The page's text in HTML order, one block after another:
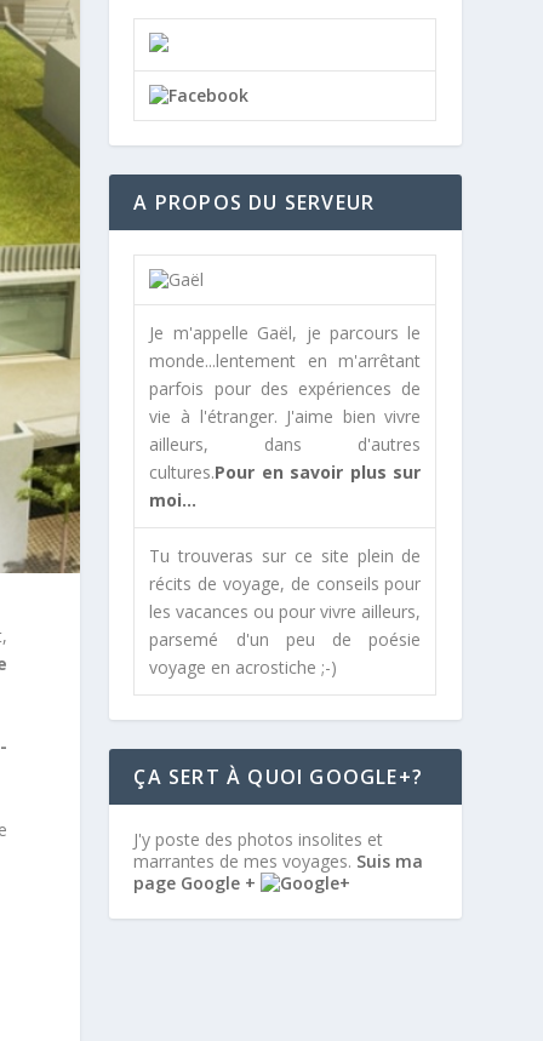
A PROPOS DU SERVEUR
Je m'appelle Gaël, je parcours le
monde...lentement en m'arrêtant
parfois pour des expériences de
vie à l'étranger. J'aime bien vivre
ailleurs, dans d'autres
cultures.Pour en savoir plus sur
moi...
Tu trouveras sur ce site plein de
récits de voyage, de conseils pour
les vacances ou pour vivre ailleurs,
parsemé d'un peu de poésie
voyage en acrostiche ;-)
ÇA SERT À QUOI GOOGLE+?
J'y poste des photos insolites et
marrantes de mes voyages. Suis ma
page Google +